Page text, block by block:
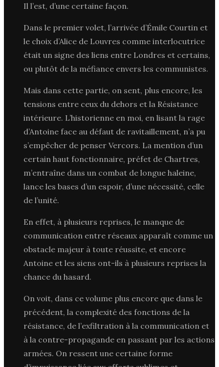
Il l’est, d’une certaine façon.
Dans le premier volet, l’arrivée d’Émile Courtin et
le choix d’Alice de Louvres comme interlocutrice
était un signe des liens entre Londres et certains,
ou plutôt de la méfiance envers les communistes.
Mais dans cette partie, on sent, plus encore, les
tensions entre ceux du dehors et la Résistance
intérieure. L’historienne en moi, en lisant la rage
d’Antoine face au défaut de ravitaillement, n’a pu
s’empêcher de penser Vercors. La mention d’un
certain haut fonctionnaire, préfet de Chartres,
m’entraîne dans un combat de longue haleine,
lance les bases d’un espoir, d’une nécessité, celle
de l’unité.
En effet, à plusieurs reprises, le manque de
communication entre réseaux apparaît comme un
obstacle majeur à toute réussite, et encore
Antoine et les siens ont-ils à plusieurs reprises la
chance du hasard.
On voit, dans ce volume plus encore que dans le
précédent, la complexité des fonctions de la
résistance, de l’exfiltration à la communication et
à la contre-propagande en passant par les actions
armées. On ressent une certaine forme